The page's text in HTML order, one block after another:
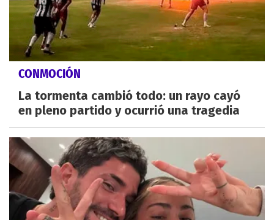
CONMOCIÓN
La tormenta cambió todo: un rayo cayó
en pleno partido y ocurrió una tragedia